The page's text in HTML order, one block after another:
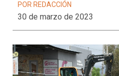
POR REDACCIÓN
30 de marzo de 2023